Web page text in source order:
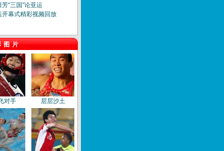
芳“三国”论亚运
开幕式精彩视频回放
图片
对手 层层沙土